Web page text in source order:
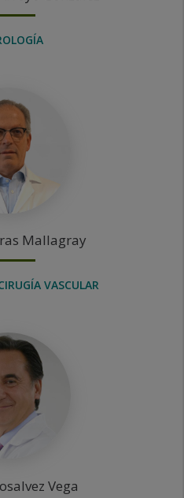
Mallagray
VASCULAR
Vega